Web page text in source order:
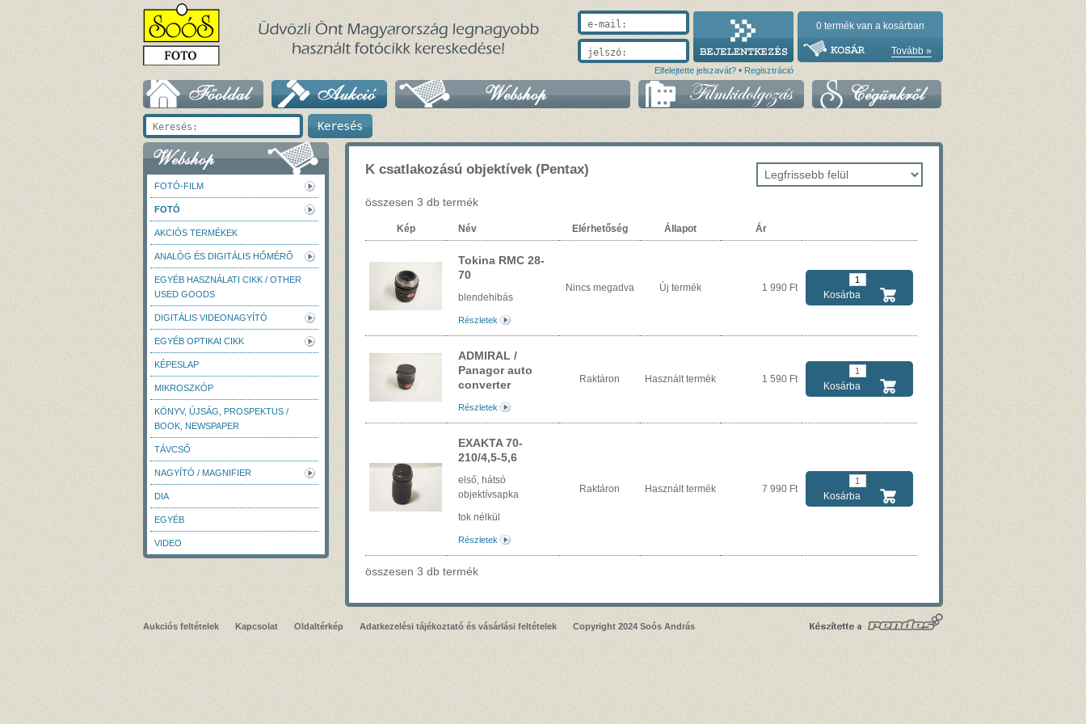
0 termék van a kosárban
Tovább »
e-mail:
jelszó:
Elfelejtette jelszavát?• Regisztráció
FOTÓ-FILM
FOTÓ
AKCIÓS TERMÉKEK
ANALÓG ÉS DIGITÁLIS HŐMÉRŐ
EGYÉB HASZNÁLATI CIKK / OTHER
USED GOODS
DIGITÁLIS VIDEONAGYÍTÓ
EGYÉB OPTIKAI CIKK
KÉPESLAP
MIKROSZKÓP
KÖNYV, ÚJSÁG, PROSPEKTUS /
BOOK, NEWSPAPER
TÁVCSŐ
NAGYÍTÓ / MAGNIFIER
DIA
EGYÉB
VIDEO
K csatlakozású objektívek (Pentax)
összesen 3 db termék
Kép Név Elérhetőség Állapot Ár
Tokina RMC 28-
70
blendehibás
Részletek
Nincs megadva Új termék 1 990 Ft
Kosárba
ADMIRAL /
Panagor auto
converter
Részletek
Raktáron Használt termék 1 590 Ft
Kosárba
EXAKTA 70-
210/4,5-5,6
első, hátsó
objektívsapka
tok nélkül
Részletek
Raktáron Használt termék 7 990 Ft
Kosárba
összesen 3 db termék
Aukciós feltételek Kapcsolat Oldaltérkép Adatkezelési tájékoztató és vásárlási feltételek Copyright 2024 Soós András